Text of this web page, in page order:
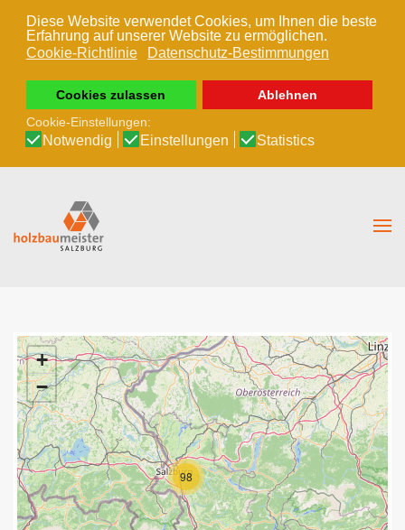
Diese Website verwendet Cookies, um Ihnen die beste
Erfahrung auf unserer Website zu ermöglichen.
Cookie-Richtlinie
Datenschutz-Bestimmungen
Cookies zulassen
Ablehnen
Cookie-Einstellungen:
Notwendig Einstellungen Statistics
Zum Hauptinhalt springen
98
+
−